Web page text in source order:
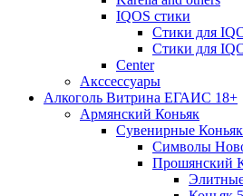
IQOS стики
Стики для
Стики для
Сenter
Акссессуары
Алкоголь Витрина ЕГАИС 18+
Армянский Коньяк
Сувенирные
Символы
Прошянский